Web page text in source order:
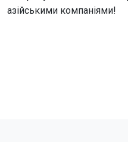
азійськими компаніями!